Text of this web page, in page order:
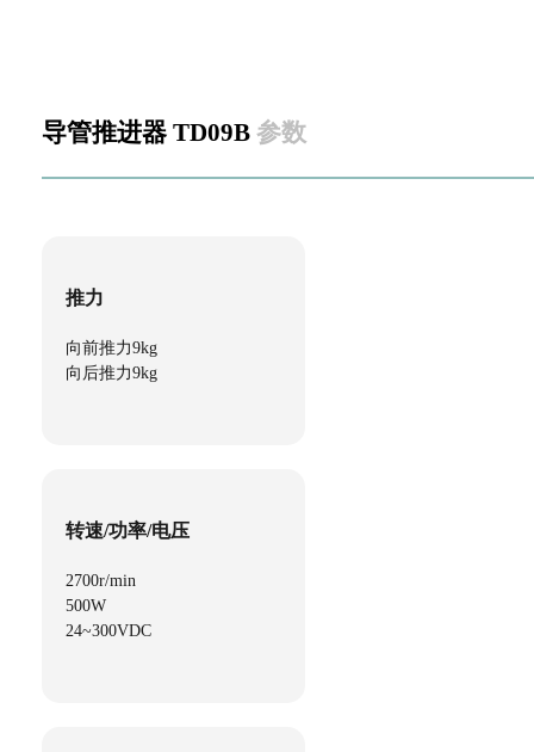
导管推进器 TD09B 参数
推力
向前推力9kg
向后推力9kg
转速/功率/电压
2700r/min
500W
24~300VDC